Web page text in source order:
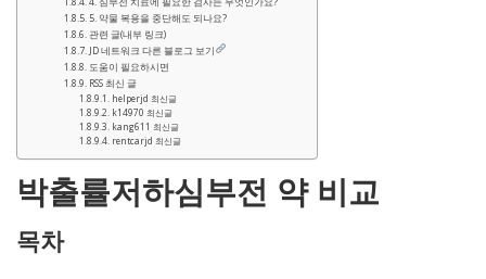
5. 약물 복용을 중단해도 되나요?
관련 글(내부 링크)
JD 네트워크 다른 블로그 보기
도움이 필요하시면
RSS 최신 글
helperjd 최신글
k14970 최신글
kang611 최신글
rentcarjd 최신글
박출률저하심부전 약 비교
목차